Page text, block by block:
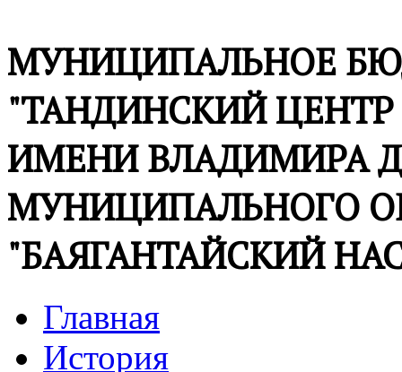
МУНИЦИПАЛЬНОЕ
"ТАНДИНСКИЙ
ИМЕНИ ВЛАДИМИРА
МУНИЦИПАЛЬНОГО
"БАЯГАНТАЙСКИЙ
Главная
История